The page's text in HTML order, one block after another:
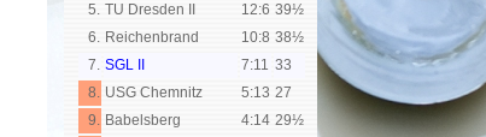
5. TU Dresden II 12:6 39½
6. Reichenbrand 10:8 38½
7. SGL II 7:11 33
8. USG Chemnitz 5:13 27
9. Babelsberg 4:14 29½